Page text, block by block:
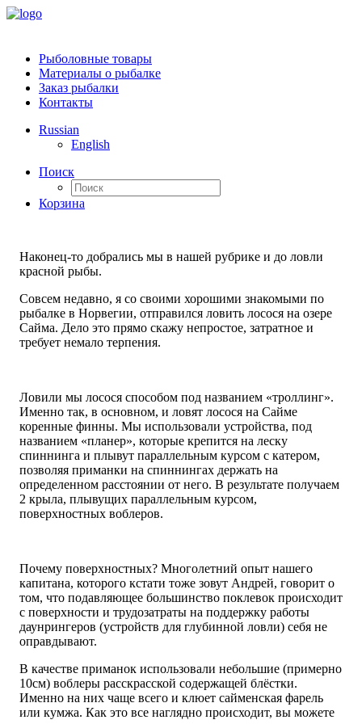
Рыболовные товары
Материалы о рыбалке
Заказ рыбалки
Контакты
Russian
English
Поиск
Корзина
Наконец-то добрались мы в нашей рубрике и до ловли
красной рыбы.
Совсем недавно, я со своими хорошими знакомыми по
рыбалке в Норвегии, отправился ловить лосося на озере
Сайма. Дело это прямо скажу непростое, затратное и
требует немало терпения.
Ловили мы лосося способом под названием «троллинг».
Именно так, в основном, и ловят лосося на Сайме
коренные финны. Мы использовали устройства, под
названием «планер», которые крепится на леску
спиннинга и плывут параллельным курсом с катером,
позволяя приманки на спиннингах держать на
определенном расстоянии от него. В результате получаем
2 крыла, плывущих параллельным курсом,
поверхностных воблеров.
Почему поверхностных? Многолетний опыт нашего
капитана, которого кстати тоже зовут Андрей, говорит о
том, что подавляющее большинство поклевок происходит
с поверхности и трудозатраты на поддержку работы
даунрингеров (устройств для глубинной ловли) себя не
оправдывают.
В качестве приманок использовали небольшие (примерно
10см) воблеры расскрасской содержащей блёстки.
Именно на них чаще всего и клюет сайменская фарель
или кумжа. Как это все наглядно происходит, вы можете